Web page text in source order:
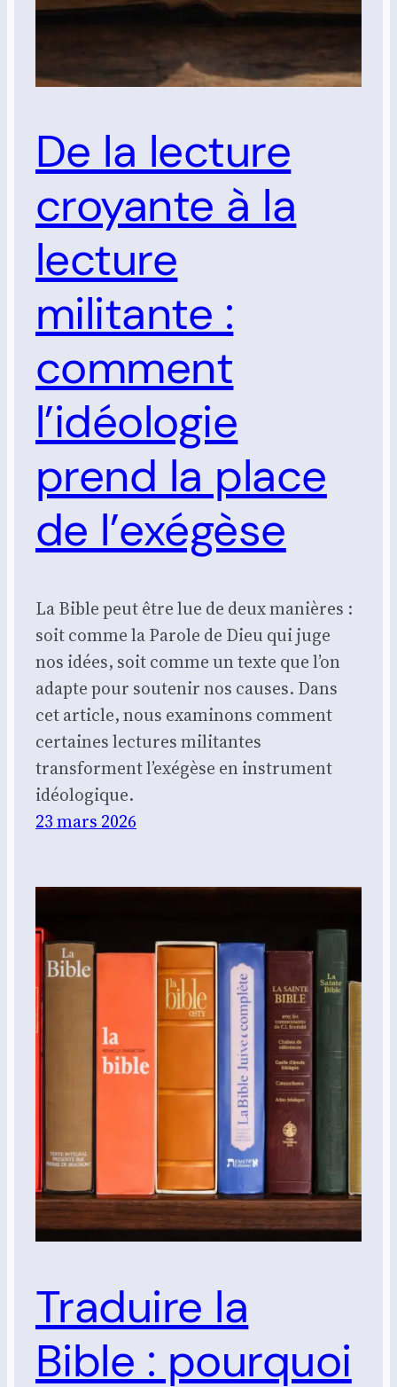
De la lecture
croyante à la
lecture
militante :
comment
l’idéologie
prend la place
de l’exégèse
La Bible peut être lue de deux manières :
soit comme la Parole de Dieu qui juge
nos idées, soit comme un texte que l’on
adapte pour soutenir nos causes. Dans
cet article, nous examinons comment
certaines lectures militantes
transforment l’exégèse en instrument
idéologique.
23 mars 2026
Traduire la
Bible : pourquoi